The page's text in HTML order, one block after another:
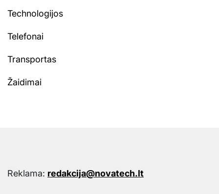
Technologijos
Telefonai
Transportas
Žaidimai
Reklama: redakcija@novatech.lt